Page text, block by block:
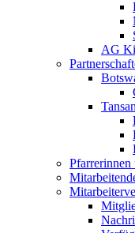
AG
Pfarrerinnen